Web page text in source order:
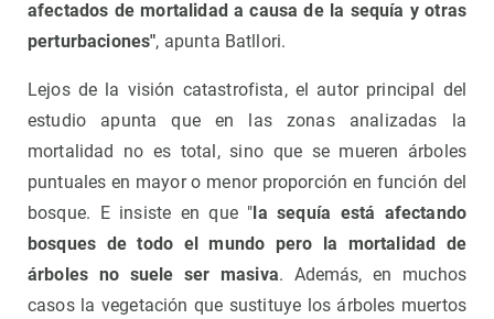
afectados de mortalidad a causa de la sequía y otras
perturbaciones", apunta Batllori.
Lejos de la visión catastrofista, el autor principal del
estudio apunta que en las zonas analizadas la
mortalidad no es total, sino que se mueren árboles
puntuales en mayor o menor proporción en función del
bosque. E insiste en que " la sequía está afectando
bosques de todo el mundo pero la mortalidad de
árboles no suele ser masiva. Además, en muchos
casos la vegetación que sustituye los árboles muertos